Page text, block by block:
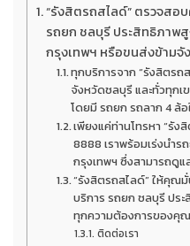
“รังสิตรถสไลด์” ตรวจสอ
รถยก ชลบุรี ประสิทธิภาพ
กรุงเทพฯ หรือขนส่งข้ามจั
ทุกบริการจาก “รังสิตรถ
จังหวัดชลบุรี และทั่วทุกเ
โดยมี รถยก รถลาก 4 ล้อ
เพียงแค่ท่านโทรหา “รั
8888 เราพร้อมเร่งนำ
กรุงเทพฯ ซึ่งสามารถดู
“รังสิตรถสไลด์” ให้คุณ
บริการ รถยก ชลบุรี ปร
ทุกความต้องการของคุ
ติดต่อเรา